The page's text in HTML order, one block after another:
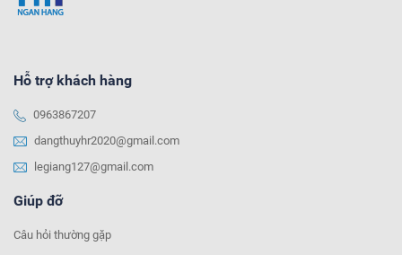
Hỗ trợ khách hàng
0963867207
dangthuyhr2020@gmail.com
legiang127@gmail.com
Giúp đỡ
Câu hỏi thường gặp